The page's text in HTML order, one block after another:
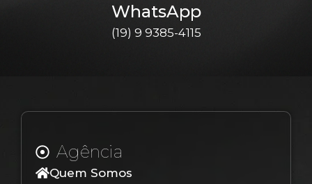
WhatsApp
(19) 9 9385-4115
Agência
Quem Somos